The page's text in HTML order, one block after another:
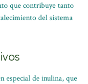
que contribuye tanto
del sistema
especial de inulina, que